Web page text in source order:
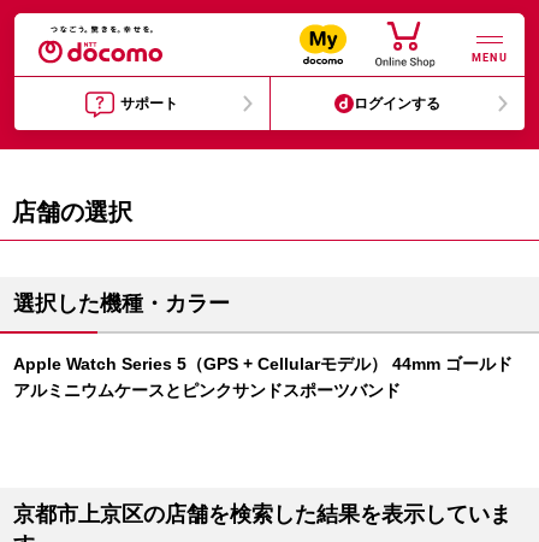
MENU
サポート ログインする
店舗の選択
選択した機種・カラー
Apple Watch Series 5（GPS + Cellularモデル） 44mm ゴールド
アルミニウムケースとピンクサンドスポーツバンド
京都市上京区の店舗を検索した結果を表示していま